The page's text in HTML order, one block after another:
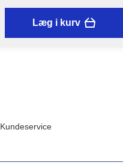
Læg i kurv
Kundeservice